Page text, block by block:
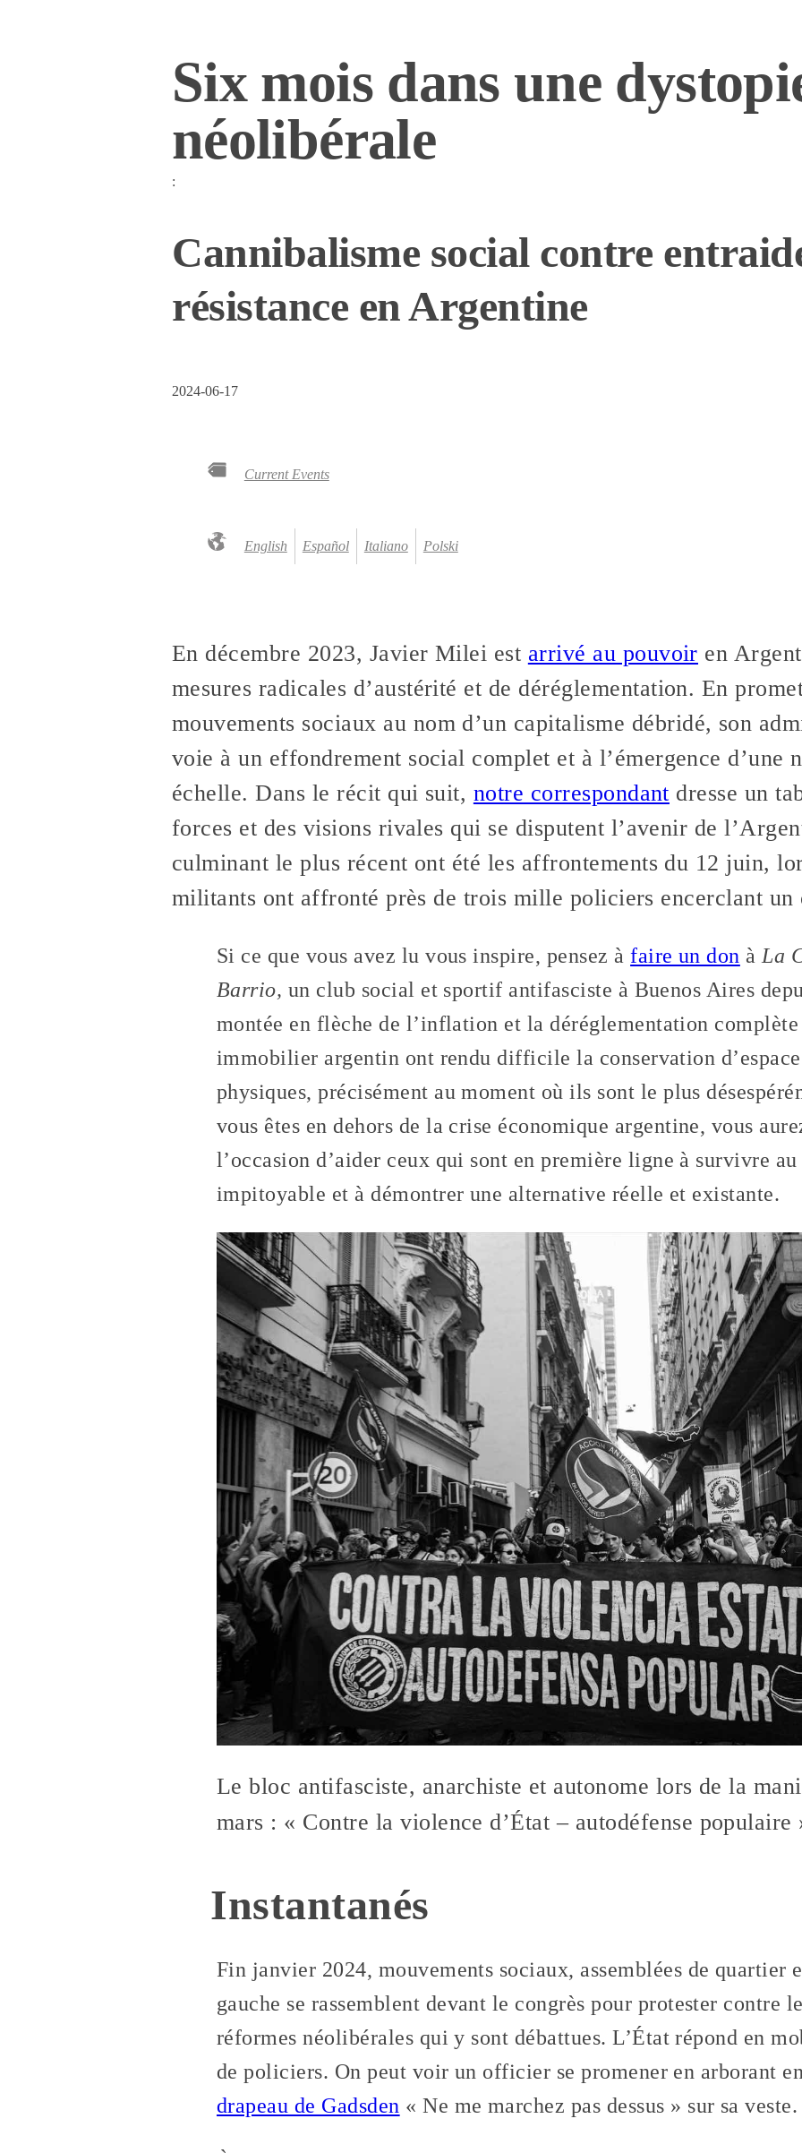
Six mois dans une
néolibérale
:
Cannibalisme social contre
résistance en Argentine
2024-06-17
Current Events
English Español Italiano Polski
En décembre 2023, Javier Milei est arrivé au pouvoir en
mesures radicales d’austérité et de déréglementation. En
mouvements sociaux au nom d’un capitalisme débridé, son
voie à un effondrement social complet et à l’émergence d’une
échelle. Dans le récit qui suit, notre correspondant dresse un
forces et des visions rivales qui se disputent l’avenir de
culminant le plus récent ont été les affrontements du 12 juin,
militants ont affronté près de trois mille policiers encerclant un
Si ce que vous avez lu vous inspire, pensez àfaire un don àLa
Barrio, un club social et sportif antifasciste à Buenos Aires
montée en flèche de l’inflation et la déréglementation
immobilier argentin ont rendu difficile la conservation
physiques, précisément au moment où ils sont le plus
vous êtes en dehors de la crise économique argentine, vous
l’occasion d’aider ceux qui sont en première ligne à survivre
impitoyable et à démontrer une alternative réelle et existante.
Le bloc antifasciste, anarchiste et autonome lors de la
mars : « Contre la violence d’État – autodéfense populaire
Instantanés
Fin janvier 2024, mouvements sociaux, assemblées de quartier
gauche se rassemblent devant le congrès pour protester contre
réformes néolibérales qui y sont débattues. L’État répond en
de policiers. On peut voir un officier se promener en arborant
drapeau de Gadsden « Ne me marchez pas dessus » sur sa veste.